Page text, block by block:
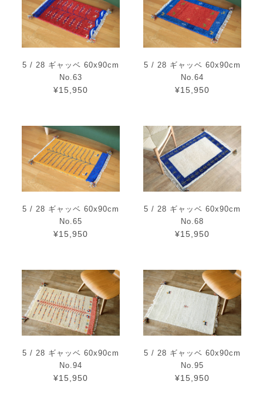
5 / 28 ギャッベ 60x90cm
No.63
¥15,950
5 / 28 ギャッベ 60x90cm
No.64
¥15,950
5 / 28 ギャッベ 60x90cm
No.65
¥15,950
5 / 28 ギャッベ 60x90cm
No.68
¥15,950
5 / 28 ギャッベ 60x90cm
No.94
¥15,950
5 / 28 ギャッベ 60x90cm
No.95
¥15,950